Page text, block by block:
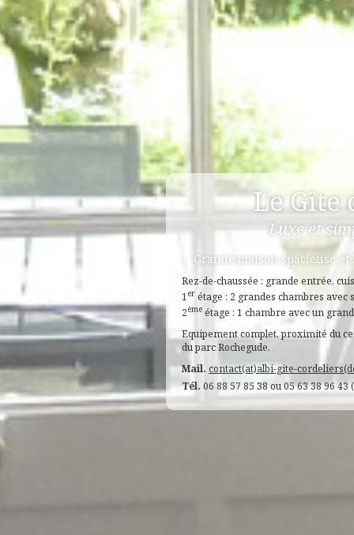
Le Gîte
Luxe et
Grande maison spacieuse
Rez-de-chaussée : grande entrée,
1er étage : 2 grandes chambres
2ème étage : 1 chambre avec un
Equipement complet, proximité du
du parc Rochegude.
Mail. contact(at)albi-gite-
Tél. 06 88 57 85 38 ou 05 63 38 96